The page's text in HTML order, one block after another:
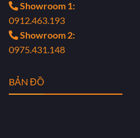
Showroom 1:
0912.463.193
Showroom 2:
0975.431.148
BẢN ĐỒ